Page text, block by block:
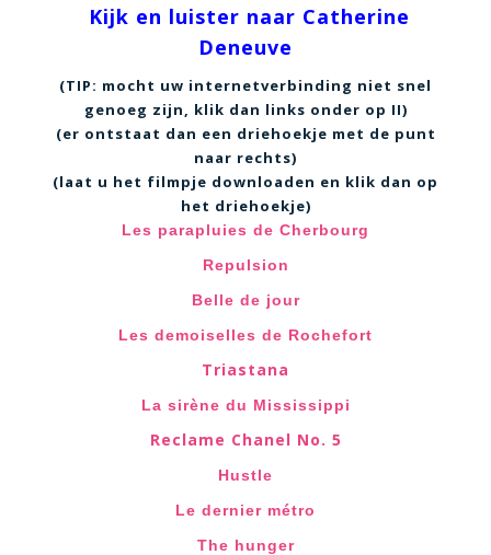
Kijk en luister naar Catherine
Deneuve
(TIP: mocht uw internetverbinding niet snel
genoeg zijn, klik dan links onder op II)
(er ontstaat dan een driehoekje met de punt
naar rechts)
(laat u het filmpje downloaden en klik dan op
het driehoekje)
Les parapluies de Cherbourg
Repulsion
Belle de jour
Les demoiselles de Rochefort
Triastana
La sirène du Mississippi
Reclame Chanel No. 5
Hustle
Le dernier métro
The hunger